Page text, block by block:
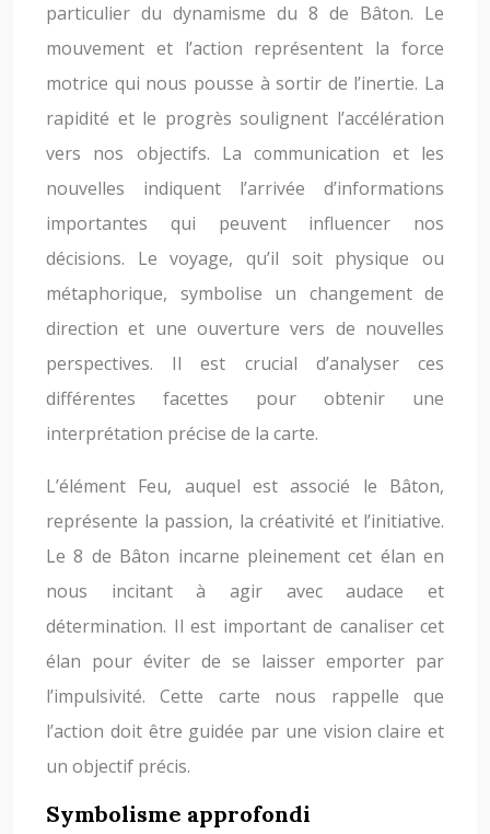
particulier du dynamisme du 8 de Bâton. Le
mouvement et l’action représentent la force
motrice qui nous pousse à sortir de l’inertie. La
rapidité et le progrès soulignent l’accélération
vers nos objectifs. La communication et les
nouvelles indiquent l’arrivée d’informations
importantes qui peuvent influencer nos
décisions. Le voyage, qu’il soit physique ou
métaphorique, symbolise un changement de
direction et une ouverture vers de nouvelles
perspectives. Il est crucial d’analyser ces
différentes facettes pour obtenir une
interprétation précise de la carte.
L’élément Feu, auquel est associé le Bâton,
représente la passion, la créativité et l’initiative.
Le 8 de Bâton incarne pleinement cet élan en
nous incitant à agir avec audace et
détermination. Il est important de canaliser cet
élan pour éviter de se laisser emporter par
l’impulsivité. Cette carte nous rappelle que
l’action doit être guidée par une vision claire et
un objectif précis.
Symbolisme approfondi